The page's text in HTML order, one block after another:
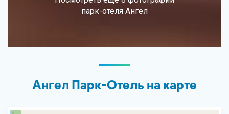
парк-отеля Ангел
Ангел Парк-Отель на карте